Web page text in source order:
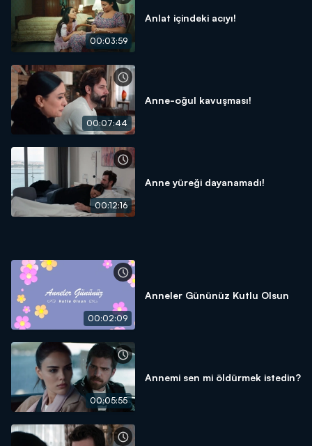
00:03:59
Anlat içindeki acıyı!
00:07:44
Anne-oğul kavuşması!
00:12:16
Anne yüreği dayanamadı!
00:02:09
Anneler Gününüz Kutlu Olsun
00:05:55
Annemi sen mi öldürmek istedin?